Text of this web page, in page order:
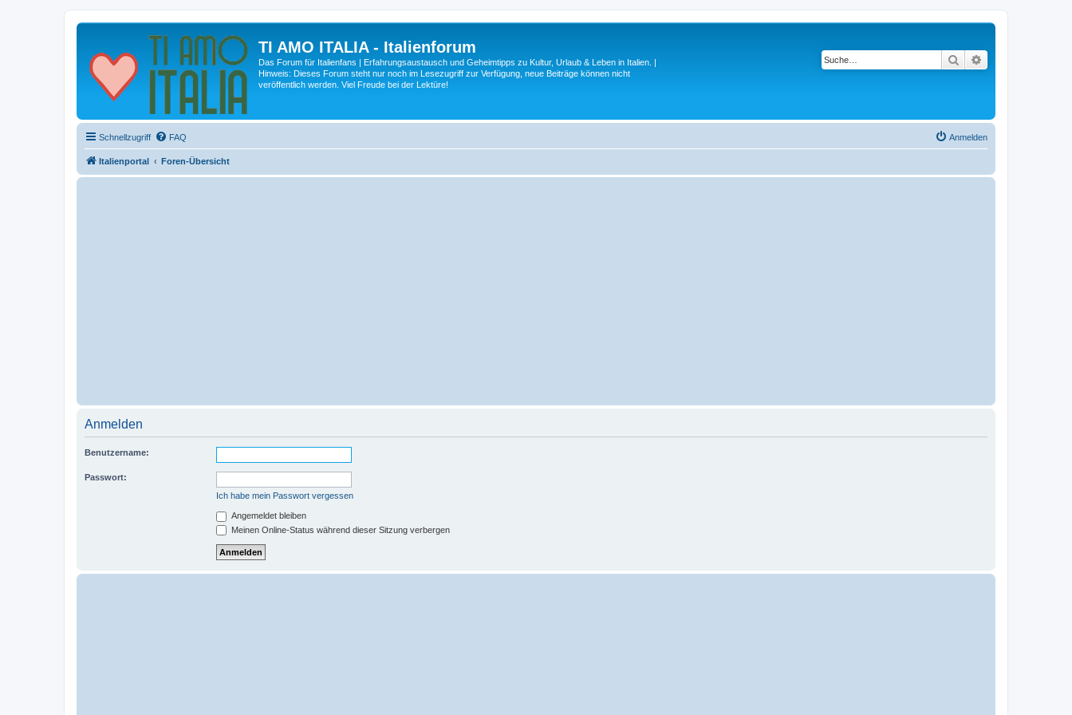
TI AMO ITALIA - Italienforum
Das Forum für Italienfans | Erfahrungsaustausch und Geheimtipps zu Kultur, Urlaub & Leben in Italien. |
Hinweis: Dieses Forum steht nur noch im Lesezugriff zur Verfügung, neue Beiträge können nicht
veröffentlich werden. Viel Freude bei der Lektüre!
Suche
Schnellzugriff FAQ Anmelden
Italienportal Foren-Übersicht
Anmelden
Benutzername:
Passwort:
Ich habe mein Passwort vergessen
Angemeldet bleiben
Meinen Online-Status während dieser Sitzung verbergen